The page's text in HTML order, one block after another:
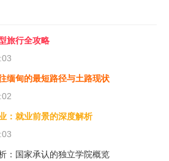
旅行全攻略
缅甸的最短路径与土路现状
：就业前景的深度解析
：国家承认的独立学院概览